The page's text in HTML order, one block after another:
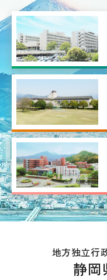
地方独立行
静岡